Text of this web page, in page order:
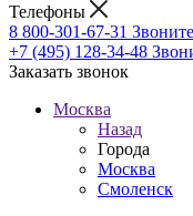
Телефоны
8 800-301-67-31
+7 (495) 128-34-48
Заказать звонок
Москва
Назад
Города
Москва
Смоленск